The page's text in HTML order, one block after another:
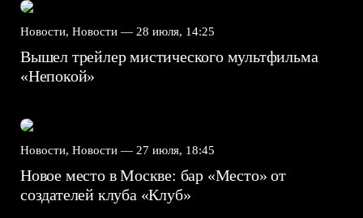
Новости, Новости — 28 июля, 14:25
Вышел трейлер мистического мультфильма
«Непокой»
Новости, Новости — 27 июля, 18:45
Новое место в Москве: бар «Место» от
создателей клуба «Клуб»